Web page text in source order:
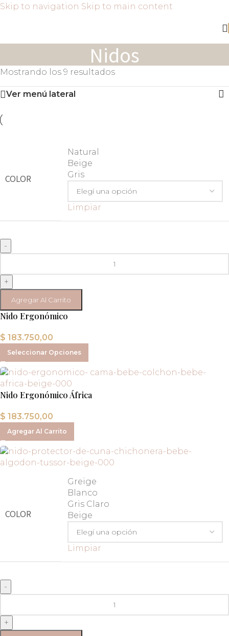
Skip to navigation Skip to main content
Nidos
Mostrando los 9 resultados
Ver menú lateral
COLOR
Natural
Beige
Gris
Limpiar
-
+
Agregar Al Carrito
Nido Ergonómico
$ 183.750,00
Seleccionar Opciones
Nido Ergonómico África
$ 183.750,00
Agregar Al Carrito
COLOR
Greige
Blanco
Gris Claro
Beige
Limpiar
-
+